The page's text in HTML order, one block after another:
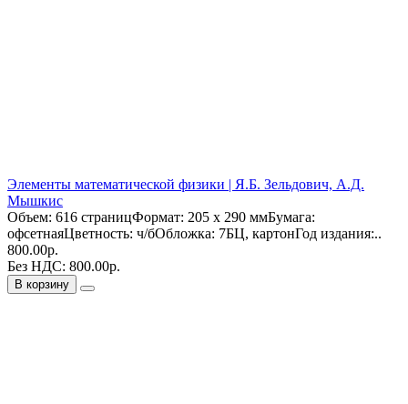
Элементы математической физики | Я.Б. Зельдович, А.Д.
Мышкис
Объем: 616 страницФормат: 205 х 290 ммБумага:
офсетнаяЦветность: ч/бОбложка: 7БЦ, картонГод издания:..
800.00р.
Без НДС: 800.00р.
В корзину